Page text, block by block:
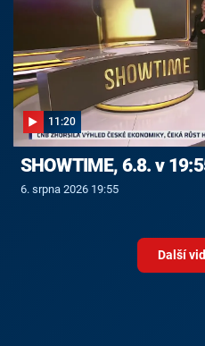
11:20
SHOWTIME, 6.8. v
6. srpna 2026 19:55
Další